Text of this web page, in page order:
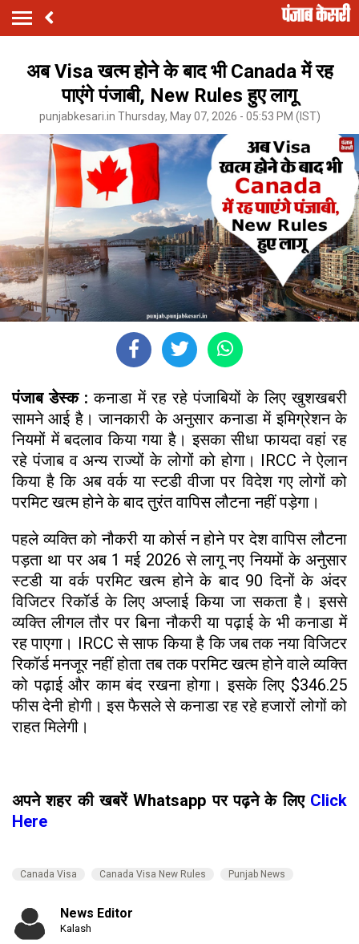
अब Visa खत्म होने के बाद भी Canada में रह
पाएंगे पंजाबी, New Rules हुए लागू
punjabkesari.in Thursday, May 07, 2026 - 05:53 PM (IST)
पंजाब डेस्क :कनाडा में रह रहे पंजाबियों के लिए खुशखबरी
सामने आई है। जानकारी के अनुसार कनाडा में इमिग्रेशन के
नियमों में बदलाव किया गया है। इसका सीधा फायदा वहां रह
रहे पंजाब व अन्य राज्यों के लोगों को होगा। IRCC ने ऐलान
किया है कि अब वर्क या स्टडी वीजा पर विदेश गए लोगों को
परमिट खत्म होने के बाद तुरंत वापिस लौटना नहीं पड़ेगा।
पहले व्यक्ति को नौकरी या कोर्स न होने पर देश वापिस लौटना
पड़ता था पर अब 1 मई 2026 से लागू नए नियमों के अनुसार
स्टडी या वर्क परमिट खत्म होने के बाद 90 दिनों के अंदर
विजिटर रिकॉर्ड के लिए अप्लाई किया जा सकता है। इससे
व्यक्ति लीगल तौर पर बिना नौकरी या पढ़ाई के भी कनाडा में
रह पाएगा। IRCC से साफ किया है कि जब तक नया विजिटर
रिकॉर्ड मनजूर नहीं होता तब तक परमिट खत्म होने वाले व्यक्ति
को पढ़ाई और काम बंद रखना होगा। इसके लिए $346.25
फीस देनी होगी। इस फैसले से कनाडा रह रहे हजारों लोगों को
राहत मिलेगी।
अपने शहर की खबरें Whatsapp पर पढ़ने के लिए Click
Here
Canada Visa Canada Visa New Rules Punjab News
News Editor
Kalash